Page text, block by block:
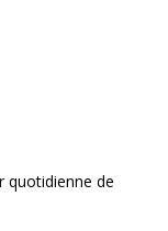
quotidienne de